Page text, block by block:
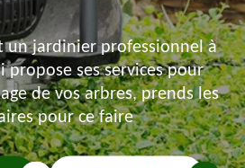
un jardinier professionnel à
propose ses services pour
de vos arbres, prends les
pour ce faire